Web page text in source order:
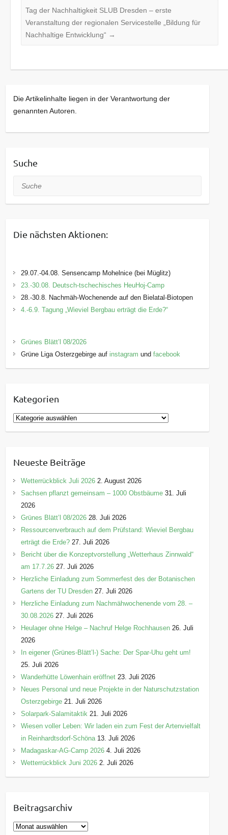
Tag der Nachhaltigkeit SLUB Dresden – erste
Veranstaltung der regionalen Servicestelle „Bildung für
Nachhaltige Entwicklung“ →
Die Artikelinhalte liegen in der Verantwortung der
genannten Autoren.
Suche
Suche
Die nächsten Aktionen:
29.07.-04.08. Sensencamp Mohelnice (bei Müglitz)
23.-30.08. Deutsch-tschechisches HeuHoj-Camp
28.-30.8. Nachmäh-Wochenende auf den Bielatal-Biotopen
4.-6.9. Tagung „Wieviel Bergbau erträgt die Erde?“
Grünes Blätt’l 08/2026
Grüne Liga Osterzgebirge auf instagram undfacebook
Kategorien
K
a
g
o
r
e
n
Neueste Beiträge
Wetterrückblick Juli 2026 2. August 2026
Sachsen pflanzt gemeinsam – 1000 Obstbäume 31. Juli
2026
Grünes Blätt’l 08/2026 28. Juli 2026
Ressourcenverbrauch auf dem Prüfstand: Wieviel Bergbau
erträgt die Erde? 27. Juli 2026
Bericht über die Konzeptvorstellung „Wetterhaus Zinnwald“
am 17.7.26 27. Juli 2026
Herzliche Einladung zum Sommerfest des der Botanischen
Gartens der TU Dresden 27. Juli 2026
Herzliche Einladung zum Nachmähwochenende vom 28. –
30.08.2026 27. Juli 2026
Heulager ohne Helge – Nachruf Helge Rochhausen 26. Juli
2026
In eigener (Grünes-Blätt’l-) Sache: Der Spar-Uhu geht um!
25. Juli 2026
Wanderhütte Löwenhain eröffnet 23. Juli 2026
Neues Personal und neue Projekte in der Naturschutzstation
Osterzgebirge 21. Juli 2026
Solarpark-Salamitaktik 21. Juli 2026
Wiesen voller Leben: Wir laden ein zum Fest der Artenvielfalt
in Reinhardtsdorf-Schöna 13. Juli 2026
Madagaskar-AG-Camp 2026 4. Juli 2026
Wetterrückblick Juni 2026 2. Juli 2026
Beitragsarchiv
B